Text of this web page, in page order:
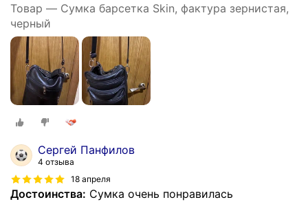
Товар — Сумка барсетка Skin, фактура зернистая,
черный
Сергей Панфилов
4 отзыва
18 апреля
Достоинства: Сумка очень понравилась